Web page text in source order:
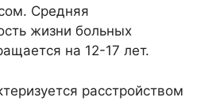
Средняя
жизни больных
на 12-17 лет.
расстройством